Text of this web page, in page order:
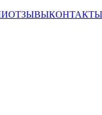
ОТЗЫВЫКОНТАКТЫ